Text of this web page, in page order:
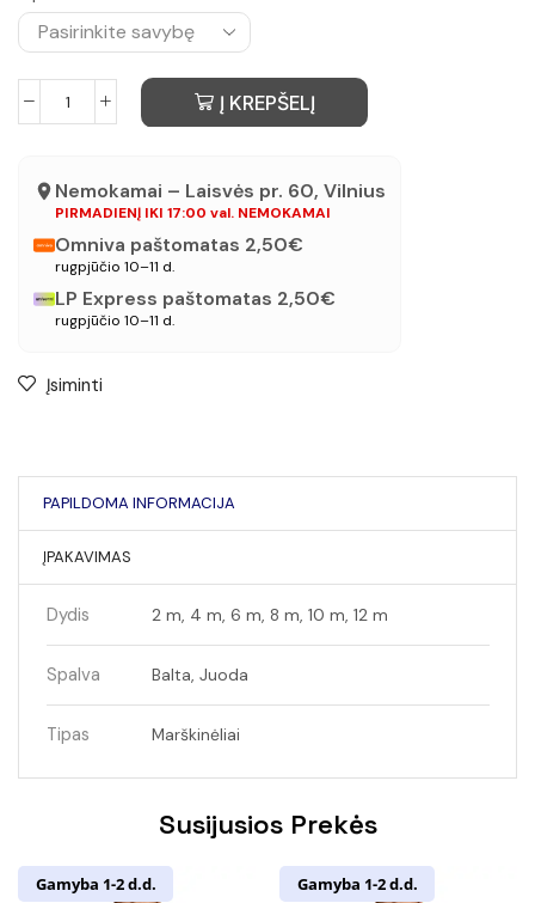
Į KREPŠELĮ
Nemokamai – Laisvės pr. 60, Vilnius
PIRMADIENĮ IKI 17:00 val. NEMOKAMAI
Omniva paštomatas 2,50€
rugpjūčio 10–11 d.
LP Express paštomatas 2,50€
rugpjūčio 10–11 d.
Įsiminti
PAPILDOMA INFORMACIJA
ĮPAKAVIMAS
Dydis 2 m, 4 m, 6 m, 8 m, 10 m, 12 m
Spalva Balta, Juoda
Tipas Marškinėliai
Susijusios Prekės
Gamyba 1-2 d.d. Gamyba 1-2 d.d.